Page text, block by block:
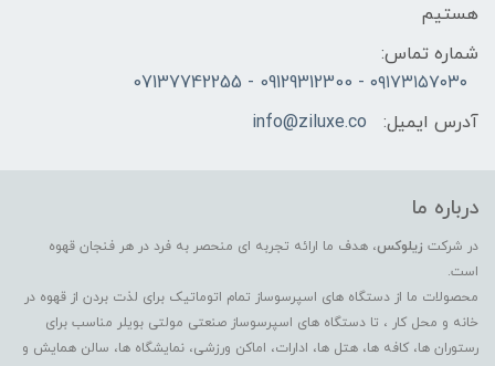
هستیم
شماره تماس:
۰۹۱۷۳۱۵۷۰۳۰ - 09129312300 - 07137742255
آدرس ایمیل:
info@ziluxe.co
درباره ما
در شرکت زیلوکس، هدف ما ارائه تجربه ای منحصر به فرد در هر فنجان قهوه
است.
محصولات ما از دستگاه های اسپرسوساز تمام اتوماتیک برای لذت بردن از قهوه در
خانه و محل کار ، تا دستگاه های اسپرسوساز صنعتی مولتی بویلر مناسب برای
رستوران ها، کافه ها، هتل ها، ادارات، اماکن ورزشی، نمایشگاه ها، سالن همایش و